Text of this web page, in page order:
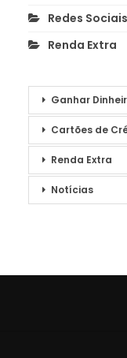
Redes Sociais
Renda Extra
Ganhar
Cartões de
Renda Extra
Notícias